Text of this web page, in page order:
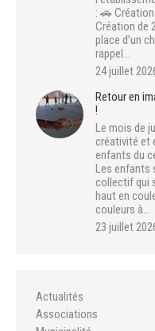
: 🚗
Création de
place d’un
rappel…
24 juillet
Retour en
!
Le mois de
créativité et
enfants du
Les enfants
collectif qui
haut en
couleurs à…
23 juillet
Actualités
Associations